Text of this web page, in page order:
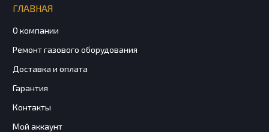
ГЛАВНАЯ
О компании
Ремонт газового оборудования
Доставка и оплата
Гарантия
Контакты
Мой аккаунт